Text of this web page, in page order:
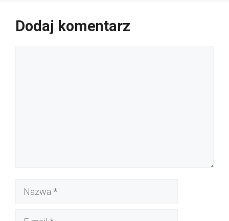
Dodaj komentarz
Nazwa